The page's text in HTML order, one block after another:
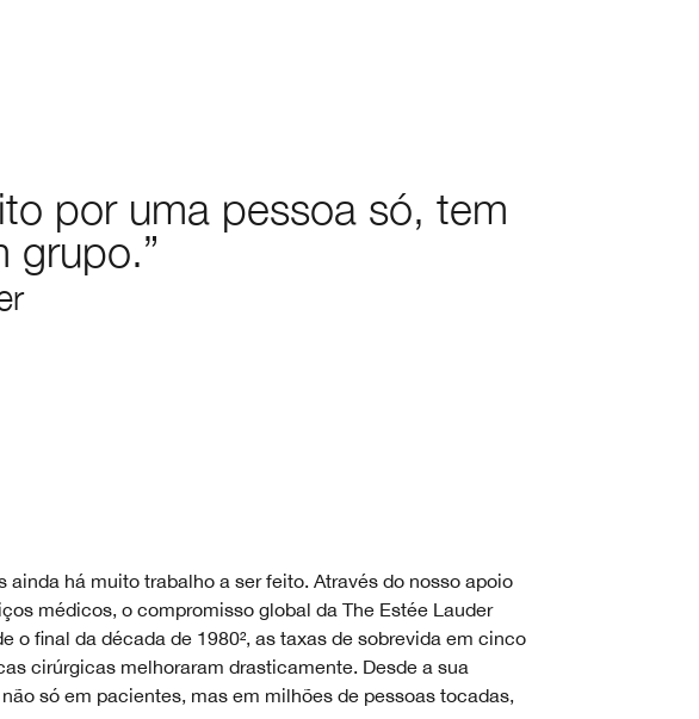
por uma pessoa só, tem
grupo.”
há muito trabalho a ser feito. Através do nosso apoio
médicos, o compromisso global da The Estée Lauder
final da década de 1980², as taxas de sobrevida em cinco
cirúrgicas melhoraram drasticamente. Desde a sua
só em pacientes, mas em milhões de pessoas tocadas,